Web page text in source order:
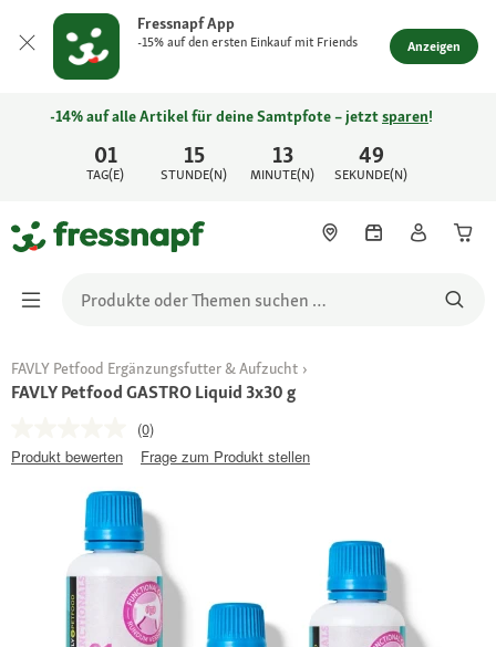
Fressnapf App
-15% auf den ersten Einkauf mit Friends Anzeigen
01
TAG(E)
15
STUNDE(N)
13
MINUTE(N)
49
SEKUNDE(N)
-14% auf alle Artikel für deine Samtpfote – jetztsparen!
FAVLY Petfood Ergänzungsfutter & Aufzucht
FAVLY Petfood GASTRO Liquid 3x30 g
(0)
Produkt bewerten
Frage zum Produkt stellen